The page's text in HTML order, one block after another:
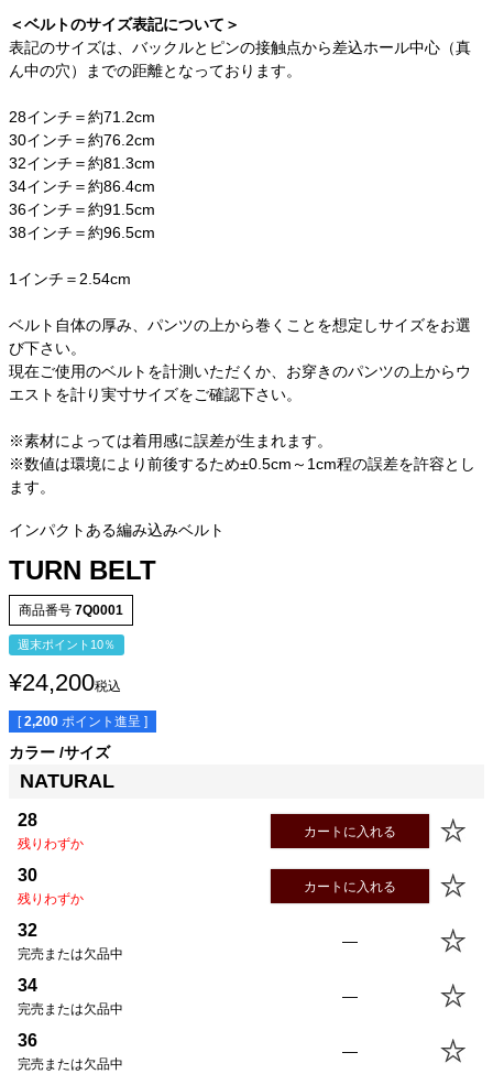
＜ベルトのサイズ表記について＞
表記のサイズは、バックルとピンの接触点から差込ホール中心（真
ん中の穴）までの距離となっております。
28インチ＝約71.2cm
30インチ＝約76.2cm
32インチ＝約81.3cm
34インチ＝約86.4cm
36インチ＝約91.5cm
38インチ＝約96.5cm
1インチ＝2.54cm
ベルト自体の厚み、パンツの上から巻くことを想定しサイズをお選
び下さい。
現在ご使用のベルトを計測いただくか、お穿きのパンツの上からウ
エストを計り実寸サイズをご確認下さい。
※素材によっては着用感に誤差が生まれます。
※数値は環境により前後するため±0.5cm～1cm程の誤差を許容とし
ます。
インパクトある編み込みベルト
TURN BELT
商品番号 7Q0001
週末ポイント10％
¥24,200税込
[ 2,200 ポイント進呈 ]
カラー サイズ
NATURAL
28
残りわずか
カートに入れる
30
残りわずか
カートに入れる
32
完売または欠品中
—
34
完売または欠品中
—
36
完売または欠品中
—